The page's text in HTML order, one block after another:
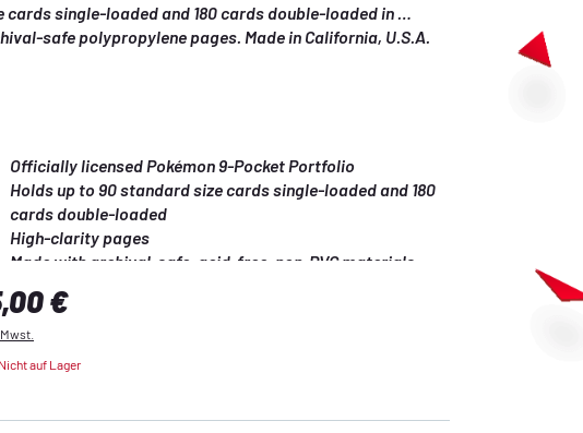
cards single-loaded and 180 cards double-loaded in
Officially licensed Pokémon 9-Pocket Portfolio
Holds up to 90 standard size cards single-loaded and 180
cards double-loaded
High-clarity pages
Made with archival-safe, acid-free, non-PVC materials
Preis:
€
Nicht auf Lager